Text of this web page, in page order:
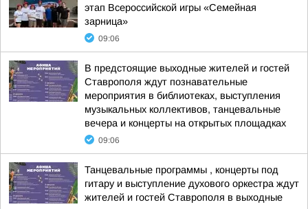
этап Всероссийской игры «Семейная
зарница»
09:06
В предстоящие выходные жителей и гостей
Ставрополя ждут познавательные
мероприятия в библиотеках, выступления
музыкальных коллективов, танцевальные
вечера и концерты на открытых площадках
09:06
Танцевальные программы , концерты под
гитару и выступление духового оркестра ждут
жителей и гостей Ставрополя в выходные